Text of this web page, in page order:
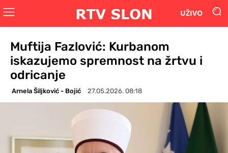
UŽIVO
Muftija Fazlović: Kurbanom
iskazujemo spremnost na žrtvu i
odricanje
Arnela Šiljković - Bojić 27.05.2026. 08:18